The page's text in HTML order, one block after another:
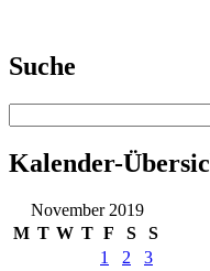
Suche
Kalender-
November 2019
M T W T F S
S
1
2
3